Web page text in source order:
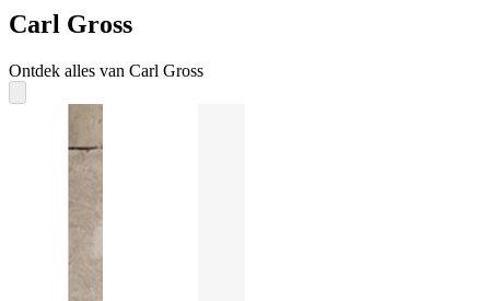
Carl Gross
Ontdek alles van Carl Gross